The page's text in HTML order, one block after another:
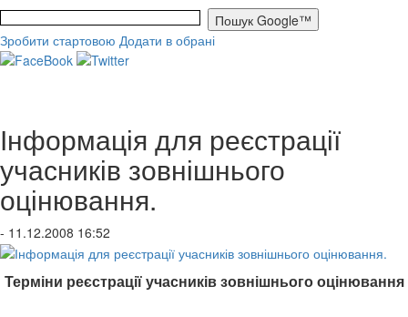
Зробити стартовою Додати в обрані
Інформація для реєстрації
учасників зовнішнього
оцінювання.
- 11.12.2008 16:52
Терміни реєстрації учасників зовнішнього оцінювання